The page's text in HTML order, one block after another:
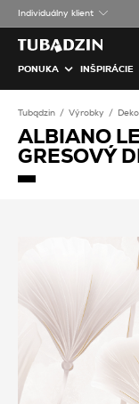
Individuálny klient
PONUKA INŠPIRÁCIE
Tubądzin Výrobky
ALBIANO
GRESOVÝ